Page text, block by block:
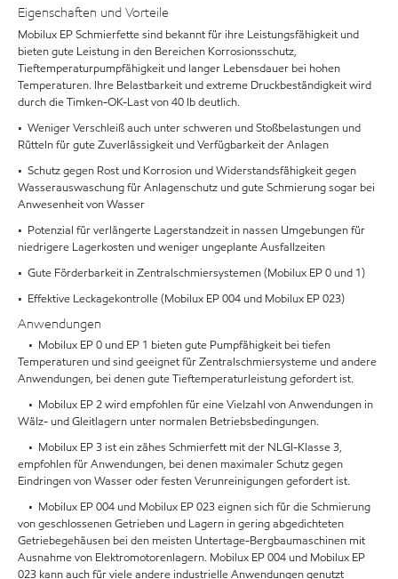
Eigenschaften und Vorteile
Mobilux EP Schmierfette sind bekannt für ihre Leistungsfähigkeit und
bieten gute Leistung in den Bereichen Korrosionsschutz,
Tieftemperaturpumpfähigkeit und langer Lebensdauer bei hohen
Temperaturen. Ihre Belastbarkeit und extreme Druckbeständigkeit wird
durch die Timken-OK-Last von 40 lb deutlich.
• Weniger Verschleiß auch unter schweren und Stoßbelastungen und
Rütteln für gute Zuverlässigkeit und Verfügbarkeit der Anlagen
• Schutz gegen Rost und Korrosion und Widerstandsfähigkeit gegen
Wasserauswaschung für Anlagenschutz und gute Schmierung sogar bei
Anwesenheit von Wasser
• Potenzial für verlängerte Lagerstandzeit in nassen Umgebungen für
niedrigere Lagerkosten und weniger ungeplante Ausfallzeiten
• Gute Förderbarkeit in Zentralschmiersystemen (Mobilux EP 0 und 1)
• Effektive Leckagekontrolle (Mobilux EP 004 und Mobilux EP 023)
Anwendungen
• Mobilux EP 0 und EP 1 bieten gute Pumpfähigkeit bei tiefen
Temperaturen und sind geeignet für Zentralschmiersysteme und andere
Anwendungen, bei denen gute Tieftemperaturleistung gefordert ist.
• Mobilux EP 2 wird empfohlen für eine Vielzahl von Anwendungen in
Wälz- und Gleitlagern unter normalen Betriebsbedingungen.
• Mobilux EP 3 ist ein zähes Schmierfett mit der NLGI-Klasse 3,
empfohlen für Anwendungen, bei denen maximaler Schutz gegen
Eindringen von Wasser oder festen Verunreinigungen gefordert ist.
• Mobilux EP 004 und Mobilux EP 023 eignen sich für die Schmierung
von geschlossenen Getrieben und Lagern in gering abgedichteten
Getriebegehäusen bei den meisten Untertage-Bergbaumaschinen mit
Ausnahme von Elektromotorenlagern. Mobilux EP 004 und Mobilux EP
023 kann auch für viele andere industrielle Anwendungen genutzt